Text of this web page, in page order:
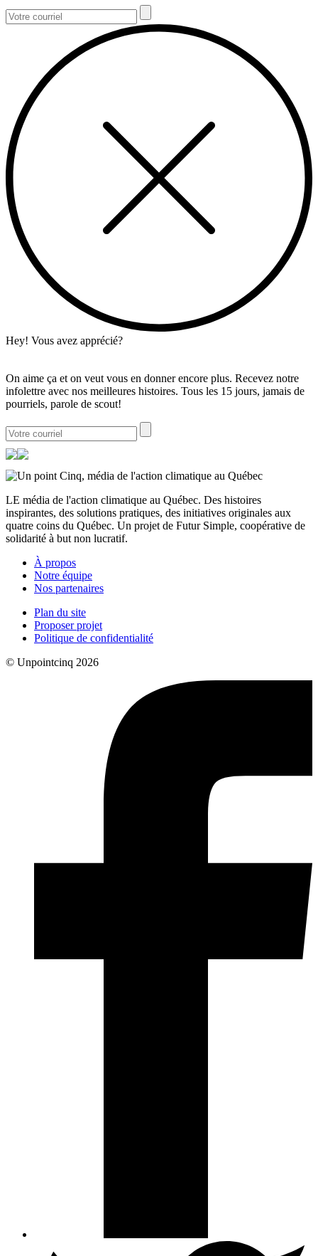
Hey! Vous avez apprécié?
On aime ça et on veut vous en donner encore plus. Recevez notre
infolettre avec nos meilleures histoires. Tous les 15 jours, jamais de
pourriels, parole de scout!
LE média de l'action climatique au Québec. Des histoires
inspirantes, des solutions pratiques, des initiatives originales aux
quatre coins du Québec. Un projet de Futur Simple, coopérative de
solidarité à but non lucratif.
À propos
Notre équipe
Nos partenaires
Plan du site
Proposer projet
Politique de confidentialité
© Unpointcinq 2026